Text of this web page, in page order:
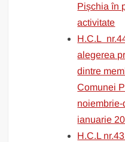
Pișchia în
activitate
H.C.L
alegerea
dintre
Comunei
ianuarie
H.C.L